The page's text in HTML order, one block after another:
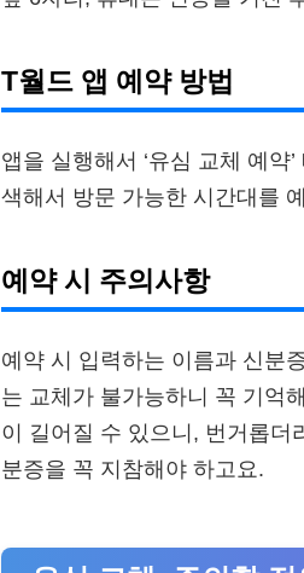
T월드 앱 예약 방법
앱을 실행해서 ‘유심 교체 예약
색해서 방문 가능한 시간대를
예약 시 주의사항
예약 시 입력하는 이름과 신분
는 교체가 불가능하니 꼭 기억
이 길어질 수 있으니, 번거롭더
분증을 꼭 지참해야 하고요.